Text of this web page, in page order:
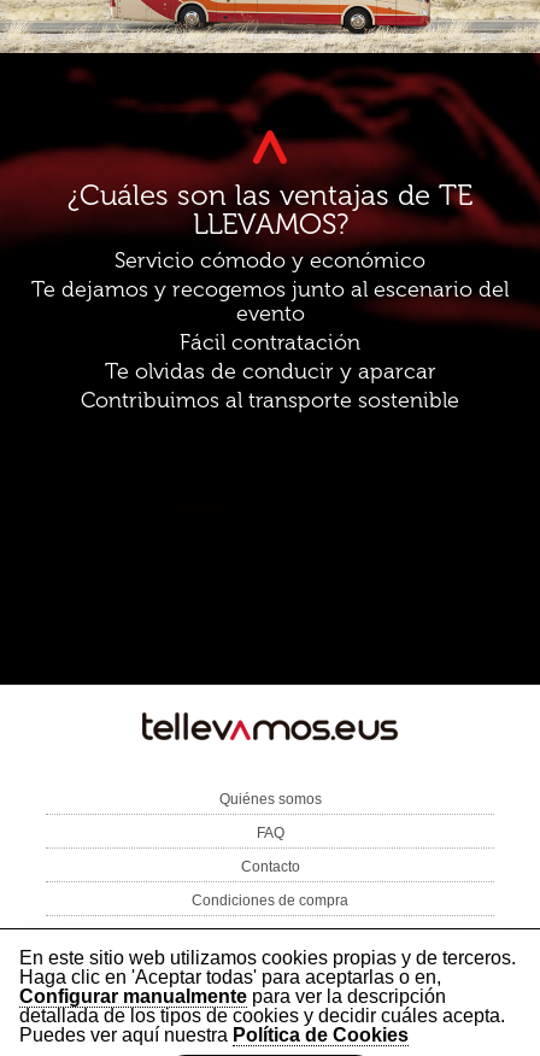
¿Cuáles son las ventajas de TE
LLEVAMOS?
Servicio cómodo y económico
Te dejamos y recogemos junto al escenario del
evento
Fácil contratación
Te olvidas de conducir y aparcar
Contribuimos al transporte sostenible
Quiénes somos
FAQ
Contacto
Condiciones de compra
Aviso Legal
Política de privacidad
Política de cookies